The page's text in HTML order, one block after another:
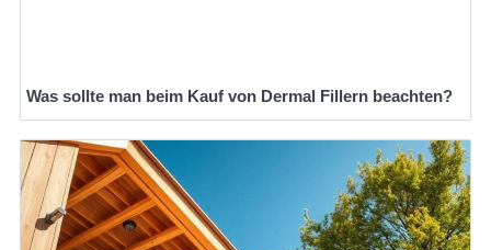
Was sollte man beim Kauf von Dermal Fillern beachten?